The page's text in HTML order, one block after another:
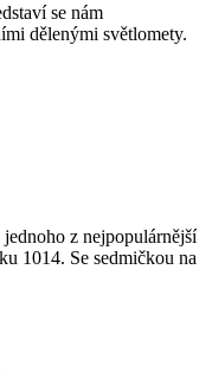
se nám
dělenými světlomety.
z nejpopulárnější
1014. Se sedmičkou na